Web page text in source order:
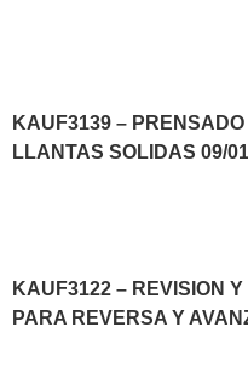
KAUF3139 –
LLANTAS SOLIDAS 09/
KAUF3122 – REVISION
PARA REVERSA Y